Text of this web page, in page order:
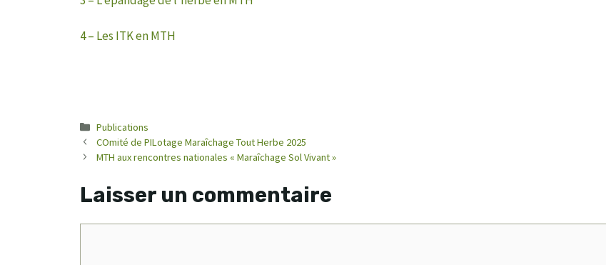
4 – Les ITK en MTH
Catégories
Publications
COmité de PILotage Maraîchage Tout Herbe 2025
MTH aux rencontres nationales « Maraîchage Sol Vivant »
Laisser un commentaire